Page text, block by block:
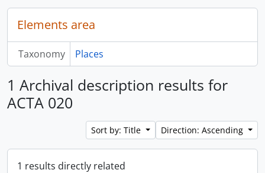
Elements area
Taxonomy Places
1 Archival description results for
ACTA 020
Sort by: Title Direction: Ascending
1 results directly related